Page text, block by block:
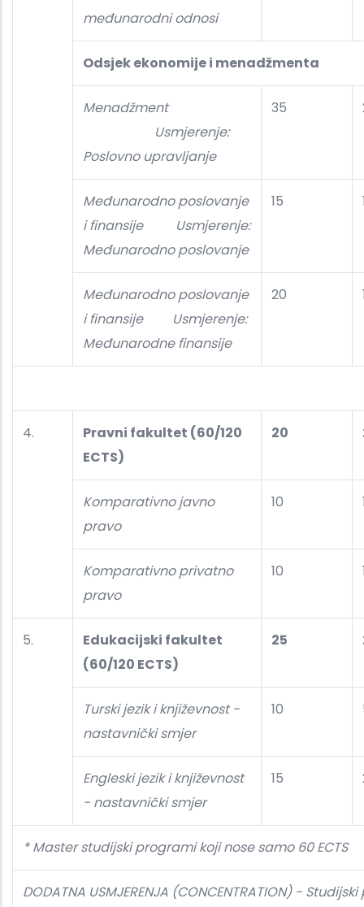
međunarodni odnosi
Odsjek ekonomije i menadžmenta
Menadžment
Usmjerenje:
Poslovno upravljanje
35
Međunarodno poslovanje
i finansije
Usmjerenje:
Međunarodno poslovanje
15
Međunarodno poslovanje
i finansije
Usmjerenje:
Međunarodne finansije
20
4.
Pravni fakultet (60/120
ECTS)
20
Komparativno javno
pravo
10
Komparativno privatno
pravo
10
5.
Edukacijski fakultet
(60/120 ECTS)
25
Turski jezik i književnost -
nastavnički smjer
10
Engleski jezik i književnost
- nastavnički smjer
15
* Master studijski programi koji nose samo 60 ECTS
DODATNA USMJERENJA (CONCENTRATION) -